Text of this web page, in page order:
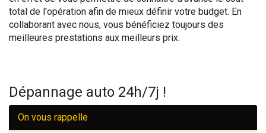
total de l'opération afin de mieux définir votre budget. En
collaborant avec nous, vous bénéficiez toujours des
meilleures prestations aux meilleurs prix.
Dépannage auto 24h/7j !
On vous rappelle